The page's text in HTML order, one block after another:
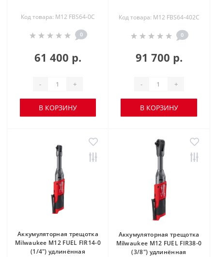
Код товара: M12 FBS64-0C
0
61 400 р.
- +
В КОРЗИНУ
Код товара: M12 FBS64-402C
0
91 700 р.
- +
В КОРЗИНУ
Аккумуляторная трещотка
Milwaukee M12 FUEL FIR14-0
(1/4") удлинённая
Аккумуляторная трещотка
Milwaukee M12 FUEL FIR38-0
(3/8") удлинённая